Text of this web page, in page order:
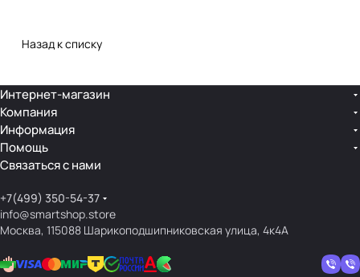
Назад к списку
Интернет-магазин
Компания
Информация
Помощь
Связаться с нами
+7(499) 350-54-37
info@smartshop.store
Москва, 115088 Шарикоподшипниковская улица, 4к4А